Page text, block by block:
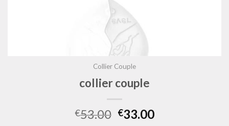
Collier Couple
collier couple
€53.00 €33.00